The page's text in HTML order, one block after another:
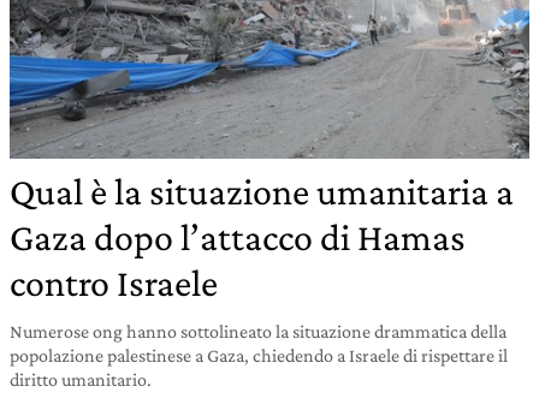
Qual è la situazione umanitaria a
Gaza dopo l’attacco di Hamas
contro Israele
Numerose ong hanno sottolineato la situazione drammatica della
popolazione palestinese a Gaza, chiedendo a Israele di rispettare il
diritto umanitario.